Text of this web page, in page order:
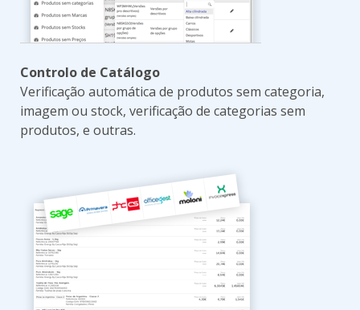
Controlo de Catálogo
Verificação automática de produtos sem categoria,
imagem ou stock, verificação de categorias sem
produtos, e outras.